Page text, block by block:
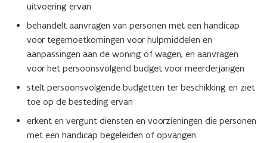
uitvoering ervan
behandelt aanvragen van personen met een handicap
voor tegemoetkomingen voor hulpmiddelen en
aanpassingen aan de woning of wagen, en aanvragen
voor het persoonsvolgend budget voor meerderjarigen
stelt persoonsvolgende budgetten ter beschikking en ziet
toe op de besteding ervan
erkent en vergunt diensten en voorzieningen die personen
met een handicap begeleiden of opvangen